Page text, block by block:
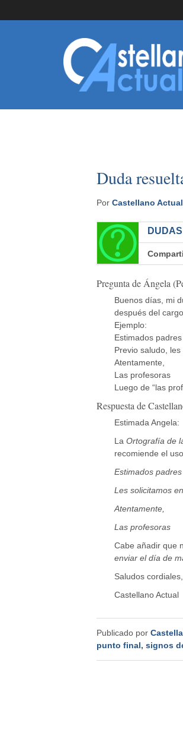
Duda
Por Castellano Actual
Pregunta de Ángela
Buenos días, mi
después del cargo.
Ejemplo:
Estimados
Previo saludo,
Atentamente,
Las profesoras
Luego de “las
Respuesta de
Estimada Angela:
La Ortografía de
recomiende el
Estimados
Les solicitamos
Atentamente,
Las profesoras
Cabe añadir que
enviar el día de
Saludos cordiales,
Castellano Actual
Publicado por
punto final, signos